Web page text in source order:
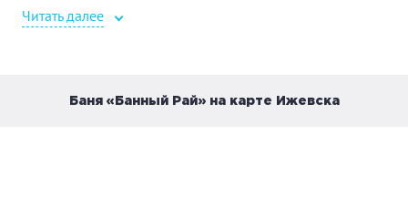
релаксации. Гости смогут насладиться уютной
атмосферой, разнообразными развлечениями и
Читать далее
Баня «Банный Рай» на карте Ижевска